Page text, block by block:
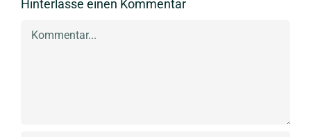
Hinterlasse einen Kommentar
Kommentar